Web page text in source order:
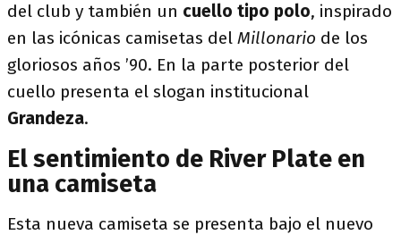
del club y también un cuello tipo polo, inspirado
en las icónicas camisetas del Millonario de los
gloriosos años ’90. En la parte posterior del
cuello presenta el slogan institucional
Grandeza.
El sentimiento de River Plate en
una camiseta
Esta nueva camiseta se presenta bajo el nuevo